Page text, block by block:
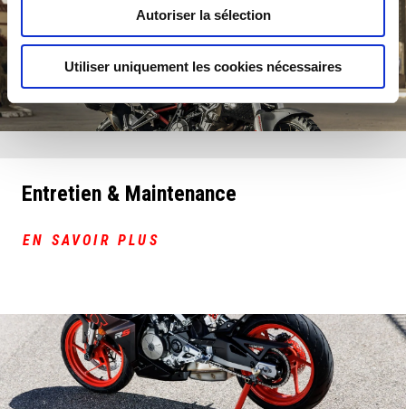
Autoriser la sélection
Utiliser uniquement les cookies nécessaires
Entretien & Maintenance
EN SAVOIR PLUS